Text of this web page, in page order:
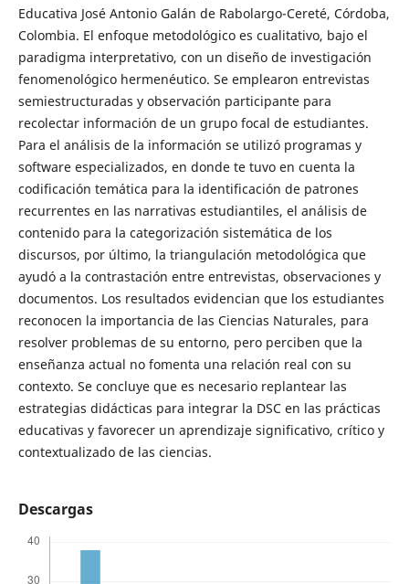
Educativa José Antonio Galán de Rabolargo-Cereté, Córdoba,
Colombia. El enfoque metodológico es cualitativo, bajo el
paradigma interpretativo, con un diseño de investigación
fenomenológico hermenéutico. Se emplearon entrevistas
semiestructuradas y observación participante para
recolectar información de un grupo focal de estudiantes.
Para el análisis de la información se utilizó programas y
software especializados, en donde te tuvo en cuenta la
codificación temática para la identificación de patrones
recurrentes en las narrativas estudiantiles, el análisis de
contenido para la categorización sistemática de los
discursos, por último, la triangulación metodológica que
ayudó a la contrastación entre entrevistas, observaciones y
documentos. Los resultados evidencian que los estudiantes
reconocen la importancia de las Ciencias Naturales, para
resolver problemas de su entorno, pero perciben que la
enseñanza actual no fomenta una relación real con su
contexto. Se concluye que es necesario replantear las
estrategias didácticas para integrar la DSC en las prácticas
educativas y favorecer un aprendizaje significativo, crítico y
contextualizado de las ciencias.
Descargas